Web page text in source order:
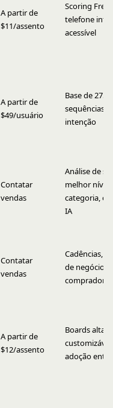
A partir de
$11/assento
Scoring
telefone
acessível
A partir de
$49/usuário
Base de
sequências,
intenção
Contatar
vendas
Análise de
melhor nível
categoria,
IA
Contatar
vendas
Cadências,
de negócios,
comprador
A partir de
$12/assento
Boards
adoção